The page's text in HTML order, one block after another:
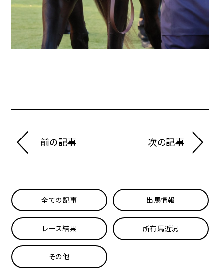
前の記事 次の記事
全ての記事 出馬情報
レース結果 所有馬近況
その他